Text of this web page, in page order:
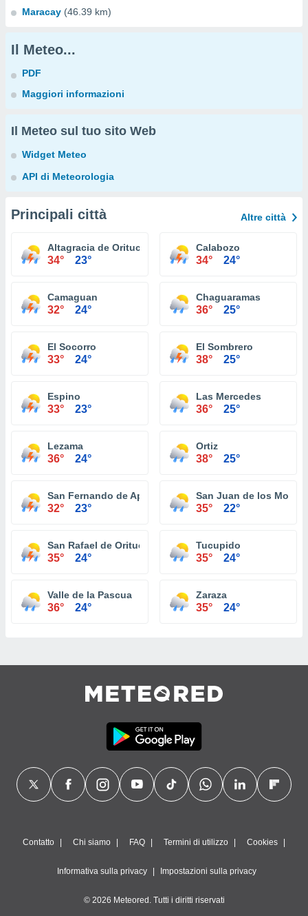
Maracay (46.39 km)
Il Meteo...
PDF
Maggiori informazioni
Il Meteo sul tuo sito Web
Widget Meteo
API di Meteorologia
Principali città Altre città
Altagracia de Orituco
34° 23°
Calabozo
34° 24°
Camaguan
32° 24°
Chaguaramas
36° 25°
El Socorro
33° 24°
El Sombrero
38° 25°
Espino
33° 23°
Las Mercedes
36° 25°
Lezama
36° 24°
Ortiz
38° 25°
San Fernando de Apure
32° 23°
San Juan de los Morros
35° 22°
San Rafael de Orituco
35° 24°
Tucupido
35° 24°
Valle de la Pascua
36° 24°
Zaraza
35° 24°
Contatto Chi siamo FAQ Termini di utilizzo Cookies
Informativa sulla privacy Impostazioni sulla privacy
© 2026 Meteored. Tutti i diritti riservati